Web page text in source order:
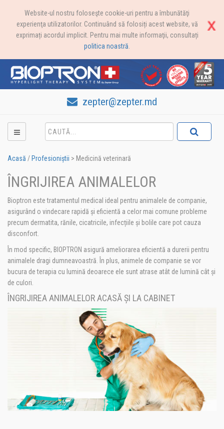
Website-ul nostru foloseşte cookie-uri pentru a îmbunătăţi
experienţa utilizatorilor. Continuând să folosiți acest website, vă
exprimați acordul implicit. Pentru mai multe informaţii, consultați
politica noastră
zepter@zepter.md
Acasă / Profesioniștii > Medicină veterinară
ÎNGRIJIREA ANIMALELOR
Bioptron este tratamentul medical ideal pentru animalele de companie,
asigurând o vindecare rapidă și eficientă a celor mai comune probleme
precum dermatita, rănile, cicatricile, infecțiile și bolile care pot cauza
disconfort.
În mod specific, BIOPTRON asigură ameliorarea eficientă a durerii pentru
animalele dragi dumneavoastră. În plus, animele de companie se vor
bucura de terapia cu lumină deoarece ele sunt atrase atât de lumină cât și
de culori.
ÎNGRIJIREA ANIMALELOR ACASĂ ȘI LA CABINET